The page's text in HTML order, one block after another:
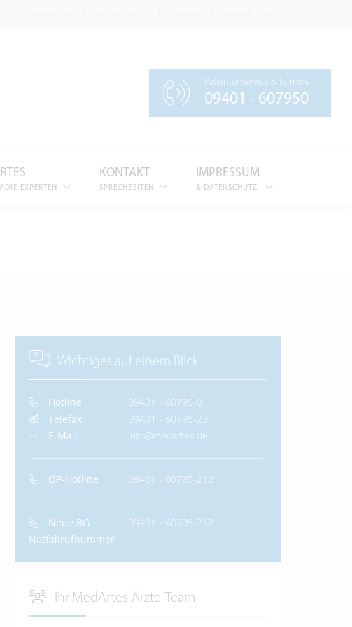
Patientenservice & Termine
09401 - 607950
IMPRESSUM
& DATENSCHUTZ
KONTAKT
SPRECHZEITEN
EXPERTEN
Wichtiges auf einem Blick
Hotline
09401 - 60795-0
Telefax
09401 - 60795-23
E-Mail
info@medartes.de
OP-Hotline 09401 - 60795-212
Neue BG
Notfallrufnummer
09401 - 60795-212
Ihr MedArtes-Ärzte-Team